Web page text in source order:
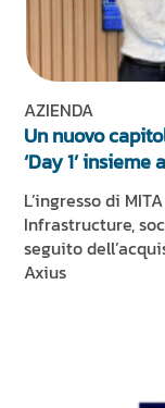
AZIENDA
Un nuovo
‘Day 1’
L’ingresso di
Infrastructure,
seguito
Axius